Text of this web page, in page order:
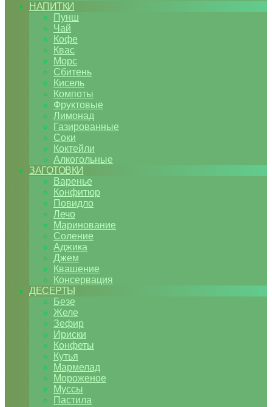
НАПИТКИ
Пунш
Чай
Кофе
Квас
Морс
Сбитень
Кисель
Компоты
Фруктовые
Лимонад
Газированные
Соки
Коктейли
Алкогольные
ЗАГОТОВКИ
Варенье
Конфитюр
Повидло
Лечо
Маринование
Соление
Аджика
Джем
Квашение
Консервация
ДЕСЕРТЫ
Безе
Желе
Зефир
Ириски
Конфеты
Кутья
Мармелад
Мороженое
Муссы
Пастила